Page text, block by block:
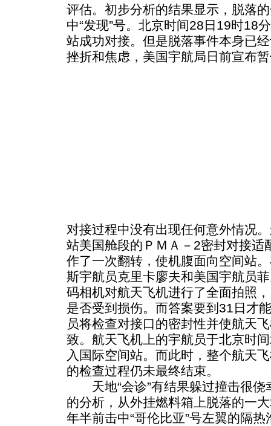
评估。初步分析的结果显示，脱落
中“发现”号。北京时间28日19时18
站成功对接。但是脱落事件本身已
挫折和焦虑，美国宇航局日前宣布
对接过程中没有出现任何意外情况
站美国舱段的ＰＭＡ－2密封对接适
作了一次翻转，使机腹面向空间站
斯宇航员克里卡廖夫和美国宇航员
码相机对航天飞机进行了全面拍照
是否受到损伤。而答案要到31日才
员将检查对接口的密封性并使航天
致。航天飞机上的宇航员于北京时
入国际空间站。而此时，整个航天
的检查过程仍未最终结束。
天地“会诊”有结果躲过撞击很侥
的分析，从外挂燃料箱上脱落的一
年半前击中“哥伦比亚”号左翼的隔